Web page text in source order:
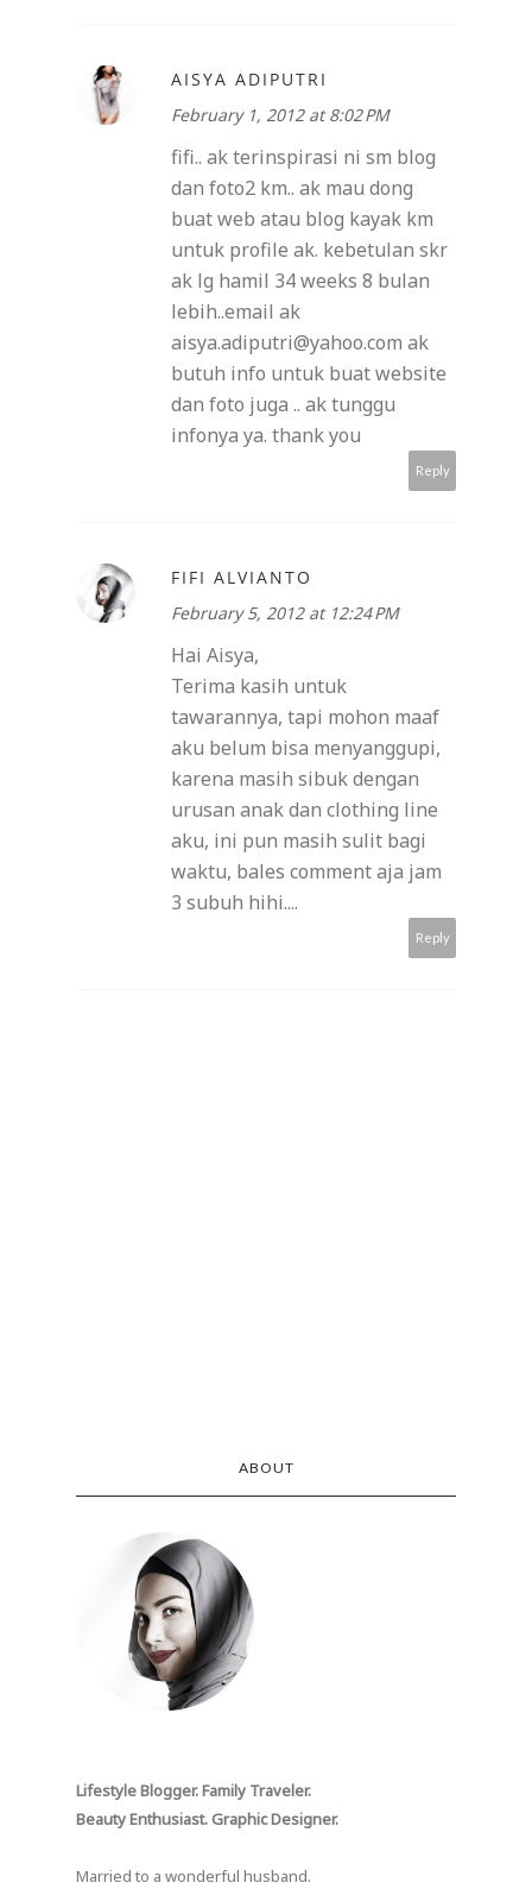
AISYA ADIPUTRI
February 1, 2012 at 8:02 PM
fifi.. ak terinspirasi ni sm blog
dan foto2 km.. ak mau dong
buat web atau blog kayak km
untuk profile ak. kebetulan skr
ak lg hamil 34 weeks 8 bulan
lebih..email ak
aisya.adiputri@yahoo.com ak
butuh info untuk buat website
dan foto juga .. ak tunggu
infonya ya. thank you
Reply
FIFI ALVIANTO
February 5, 2012 at 12:24 PM
Hai Aisya,
Terima kasih untuk
tawarannya, tapi mohon maaf
aku belum bisa menyanggupi,
karena masih sibuk dengan
urusan anak dan clothing line
aku, ini pun masih sulit bagi
waktu, bales comment aja jam
3 subuh hihi....
Reply
ABOUT
Lifestyle Blogger. Family Traveler.
Beauty Enthusiast. Graphic Designer.
Married to a wonderful husband.